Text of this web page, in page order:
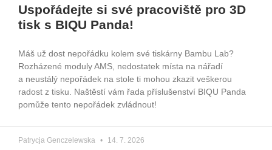
Uspořádejte si své pracoviště pro 3D
tisk s BIQU Panda!
Máš už dost nepořádku kolem své tiskárny Bambu Lab?
Rozházené moduly AMS, nedostatek místa na nářadí
a neustálý nepořádek na stole ti mohou zkazit veškerou
radost z tisku. Naštěstí vám řada příslušenství BIQU Panda
pomůže tento nepořádek zvládnout!
Patrycja Genczelewska 14. 7. 2026